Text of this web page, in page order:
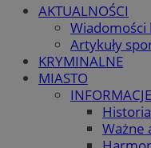
AKTUALNOŚCI
Wiadomości
Artykuły
KRYMINALNE
MIASTO
Ważne